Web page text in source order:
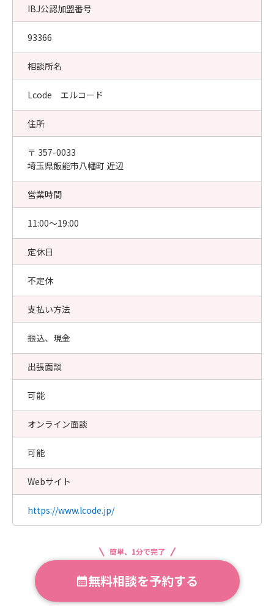
IBJ公認加盟番号
93366
相談所名
Lcode エルコード
住所
〒 357-0033
埼玉県飯能市八幡町 近辺
営業時間
11:00〜19:00
定休日
不定休
支払い方法
振込、現金
出張面談
可能
オンライン面談
可能
Webサイト
https://www.lcode.jp/
簡単、1分で完了
無料相談を予約する